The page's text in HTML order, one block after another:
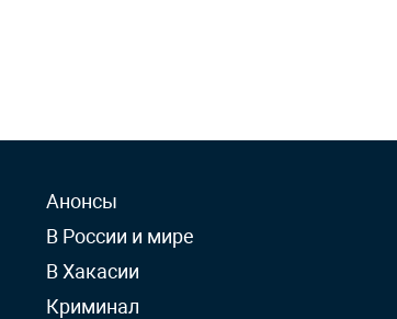
Анонсы
В России и мире
В Хакасии
Криминал